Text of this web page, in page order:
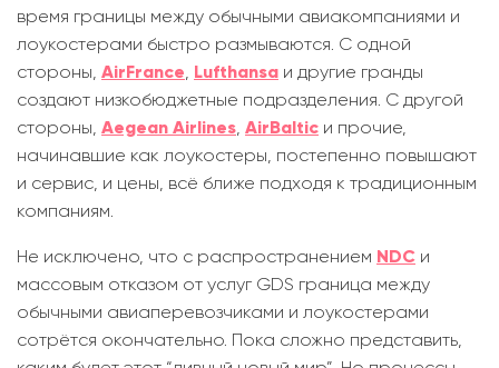
время границы между обычными авиакомпаниями и
лоукостерами быстро размываются. С одной
стороны, AirFrance, Lufthansa и другие гранды
создают низкобюджетные подразделения. С другой
стороны, Aegean Airlines, AirBaltic и прочие,
начинавшие как лоукостеры, постепенно повышают
и сервис, и цены, всё ближе подходя к традиционным
компаниям.
Не исключено, что с распространением NDC и
массовым отказом от услуг GDS граница между
обычными авиаперевозчиками и лоукостерами
сотрётся окончательно. Пока сложно представить,